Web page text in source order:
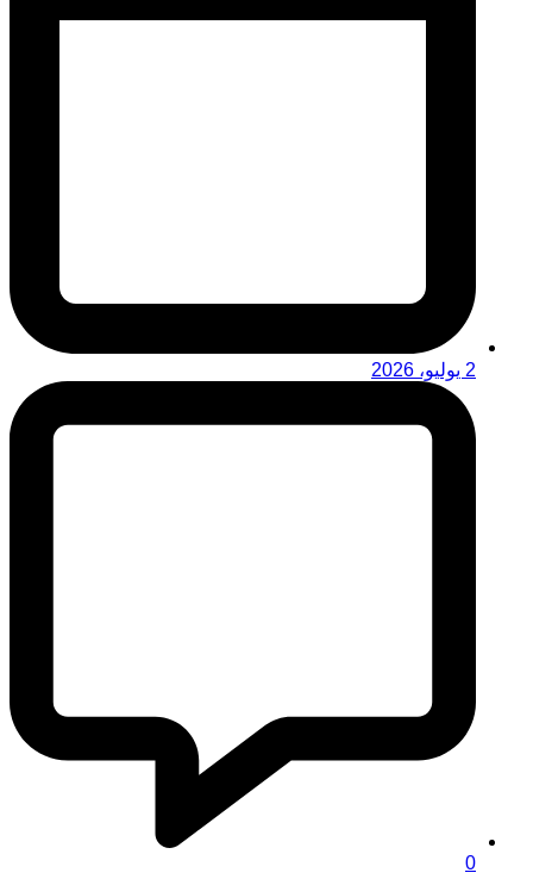
2 يوليو، 2026
0